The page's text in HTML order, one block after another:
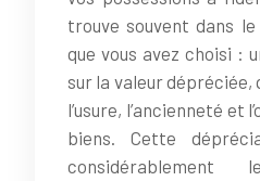
trouve souvent dans
que vous avez choisi :
sur la valeur dépréciée,
l’usure, l’ancienneté et
biens. Cette